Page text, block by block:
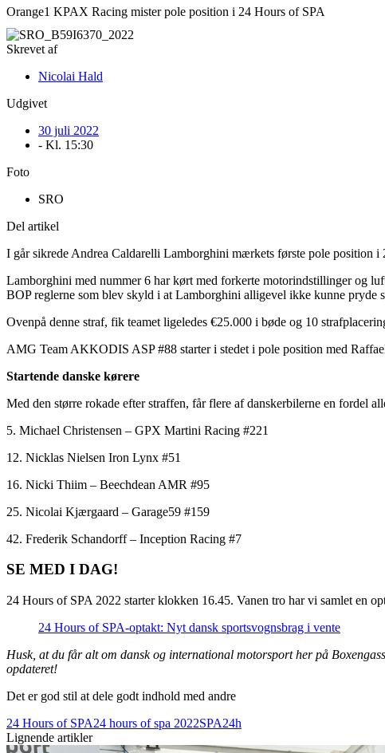
Orange1 KPAX Racing mister pole position i 24 Hours of SPA
Skrevet af
Nicolai Hald
Udgivet
30 juli 2022
- Kl. 15:30
Foto
SRO
Del artikel
I går sikrede Andrea Caldarelli Lamborghini mærkets første pole position
Lamborghini med nummer 6 har kørt med forkerte motorindstillinger og
BOP reglerne som blev skyld i at Lamborghini alligevel ikke kunne pryde
Ovenpå denne straf, fik teamet ligeledes €25.000 i bøde og 10
AMG Team AKKODIS ASP #88 starter i stedet i pole position med
Startende danske kørere
Med den større rokade efter straffen, får flere af danskerbilerne en fordel
5. Michael Christensen – GPX Martini Racing #221
12. Nicklas Nielsen Iron Lynx #51
16. Nicki Thiim – Beechdean AMR #95
25. Nicolai Kjærgaard – Garage59 #159
42. Frederik Schandorff – Inception Racing #7
SE MED I DAG!
24 Hours of SPA 2022 starter klokken 16.45. Vanen tro har vi samlet en
24 Hours of SPA-optakt: Nyt dansk sportsvognsbrag i vente
Husk, at du får alt om dansk og international motorsport her på
opdateret!
Det er god stil at dele godt indhold med andre
24 Hours of SPA24 hours of spa 2022SPA24h
Lignende artikler